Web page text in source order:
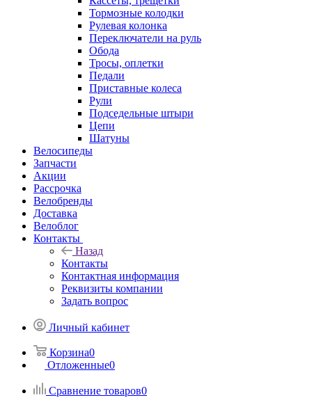
Тормозные колодки
Рулевая колонка
Переключатели на руль
Обода
Тросы, оплетки
Педали
Приставные колеса
Рули
Подседельные штыри
Цепи
Шатуны
Велосипеды
Запчасти
Акции
Рассрочка
Велобренды
Доставка
Велоблог
Контакты
Назад
Контакты
Контактная информация
Реквизиты компании
Задать вопрос
Личный кабинет
Корзина0
Отложенные0
Сравнение товаров0